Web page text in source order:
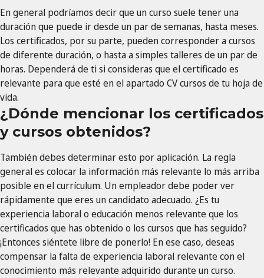
En general podríamos decir que un curso suele tener una
duración que puede ir desde un par de semanas, hasta meses.
Los certificados, por su parte, pueden corresponder a cursos
de diferente duración, o hasta a simples talleres de un par de
horas. Dependerá de ti si consideras que el certificado es
relevante para que esté en el apartado CV cursos de tu hoja de
vida.
¿Dónde mencionar los certificados
y cursos obtenidos?
También debes determinar esto por aplicación. La regla
general es colocar la información más relevante lo más arriba
posible en el currículum. Un empleador debe poder ver
rápidamente que eres un candidato adecuado. ¿Es tu
experiencia laboral o educación menos relevante que los
certificados que has obtenido o los cursos que has seguido?
¡Entonces siéntete libre de ponerlo! En ese caso, deseas
compensar la falta de experiencia laboral relevante con el
conocimiento más relevante adquirido durante un curso.